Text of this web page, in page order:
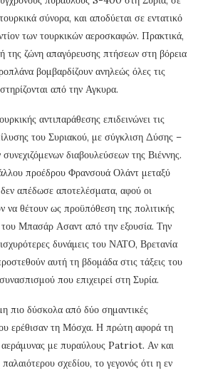
σύνορα, και αποδύεται σε εντατικό
των τουρκικών αεροσκαφών. Πρακτικά,
της ζώνη απαγόρευσης πτήσεων στη βόρεια
βομβαρδίζουν ανηλεώς όλες τις
από την Αγκυρα.
αντιπαράθεσης επιδεινώνει τις
του Συριακού, με σύγκλιση Δύσης –
διαβουλεύσεων της Βιέννης.
προέδρου Φρανσουά Ολάντ μεταξύ
απέδωσε αποτελέσματα, αφού οι
να θέτουν ως προϋπόθεση της πολιτικής
Μπασάρ Ασαντ από την εξουσία. Την
δυνάμεις του ΝΑΤΟ, Βρετανία
αυτή τη βδομάδα στις τάξεις του
που επιχειρεί στη Συρία.
πιο δύσκολα από δύο σημαντικές
ερέθισαν τη Μόσχα. Η πρώτη αφορά τη
αεράμυνας με πυραύλους Patriot. Αν και
σχεδίου, το γεγονός ότι η εν